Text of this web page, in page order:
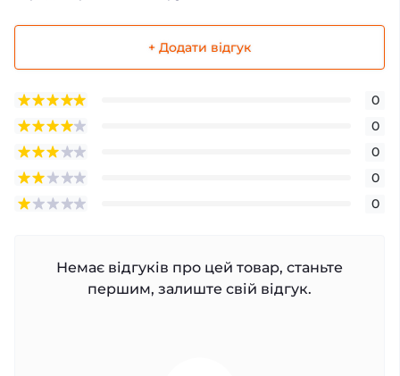
+ Додати відгук
0
0
0
0
0
Немає відгуків про цей товар, станьте
першим, залиште свій відгук.